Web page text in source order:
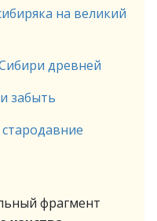
на великий
древней
забыть
фрагмент